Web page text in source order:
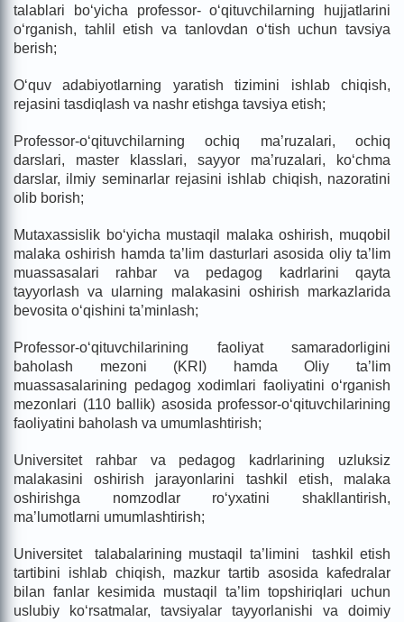
talablari bo‘yicha professor- o‘qituvchilarning hujjatlarini
o‘rganish, tahlil etish va tanlovdan o‘tish uchun tavsiya
berish;
O‘quv adabiyotlarning yaratish tizimini ishlab chiqish,
rejasini tasdiqlash va nashr etishga tavsiya etish;
Professor-o‘qituvchilarning ochiq ma’ruzalari, ochiq
darslari, master klasslari, sayyor ma’ruzalari, ko‘chma
darslar, ilmiy seminarlar rejasini ishlab chiqish, nazoratini
olib borish;
Mutaxassislik bo‘yicha mustaqil malaka oshirish, muqobil
malaka oshirish hamda ta’lim dasturlari asosida oliy ta’lim
muassasalari rahbar va pedagog kadrlarini qayta
tayyorlash va ularning malakasini oshirish markazlarida
bevosita o‘qishini ta’minlash;
Professor-o‘qituvchilarining faoliyat samaradorligini
baholash mezoni (KRІ) hamda Oliy ta’lim
muassasalarining pedagog xodimlari faoliyatini o‘rganish
mezonlari (110 ballik) asosida professor-o‘qituvchilarining
faoliyatini baholash va umumlashtirish;
Universitet rahbar va pedagog kadrlarining uzluksiz
malakasini oshirish jarayonlarini tashkil etish, malaka
oshirishga nomzodlar ro‘yxatini shakllantirish,
ma’lumotlarni umumlashtirish;
Universitet talabalarining mustaqil ta’limini tashkil etish
tartibini ishlab chiqish, mazkur tartib asosida kafedralar
bilan fanlar kesimida mustaqil ta’lim topshiriqlari uchun
uslubiy ko‘rsatmalar, tavsiyalar tayyorlanishi va doimiy